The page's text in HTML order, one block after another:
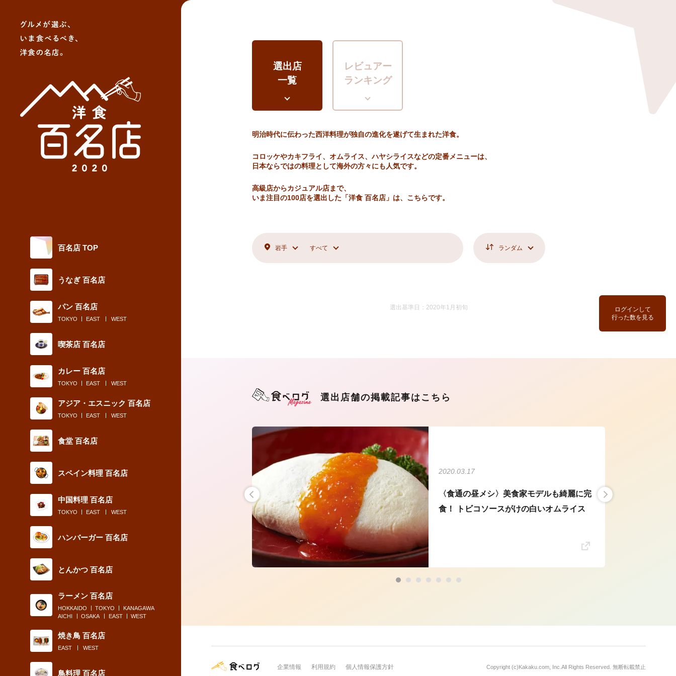
百名店 TOP
うなぎ 百名店
パン 百名店
TOKYO EAST WEST
喫茶店 百名店
カレー 百名店
TOKYO EAST WEST
アジア・エスニック 百名店
TOKYO EAST WEST
食堂 百名店
スペイン料理 百名店
中国料理 百名店
TOKYO EAST WEST
ハンバーガー 百名店
とんかつ 百名店
ラーメン 百名店
HOKKAIDO TOKYO
KANAGAWA
AICHI
OSAKA EAST WEST
焼き鳥 百名店
EAST WEST
鳥料理 百名店
選出店
一覧
レビュアー
ランキング
明治時代に伝わった西洋料理が独自の進化を遂げて生まれた洋食。
コロッケやカキフライ、オムライス、ハヤシライスなどの定番メニューは、
日本ならではの料理として海外の方々にも人気です。
高級店からカジュアル店まで、
いま注目の100店を選出した「洋食 百名店」は、こちらです。
岩手 すべて ランダム
選出基準日：2020年1月初旬
ログインして
行った数を見る
選出店舗の掲載記事はこちら
2018.06.24
〈発明レストラン〉カレーにアレを組み合
わせた人は天才だ
2020.03.17
〈食通の昼メシ〉美食家モデルも綺麗に完
食！ トビコソースがけの白いオムライス
企業情報 利用規約 個人情報保護方針 Copyright (c)Kakaku.com, Inc. All Rights Reserved. 無断転載禁止